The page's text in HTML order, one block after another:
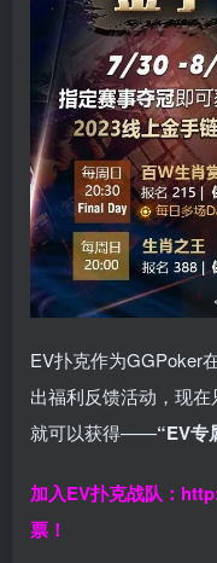
EV扑克作为GGPoker
出福利反馈活动，现
就可以获得——“EV专
加入EV扑克战队：
票！